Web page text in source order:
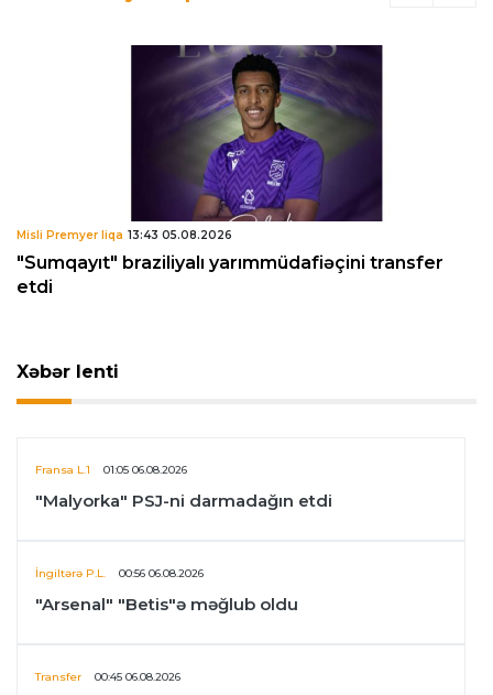
Misli Premyer liqa 13:43 05.08.2026
"Sumqayıt" braziliyalı yarımmüdafiəçini transfer
etdi
Xəbər lenti
Fransa L.1 01:05 06.08.2026
"Malyorka" PSJ-ni darmadağın etdi
İngiltərə P.L. 00:56 06.08.2026
"Arsenal" "Betis"ə məğlub oldu
Transfer 00:45 06.08.2026